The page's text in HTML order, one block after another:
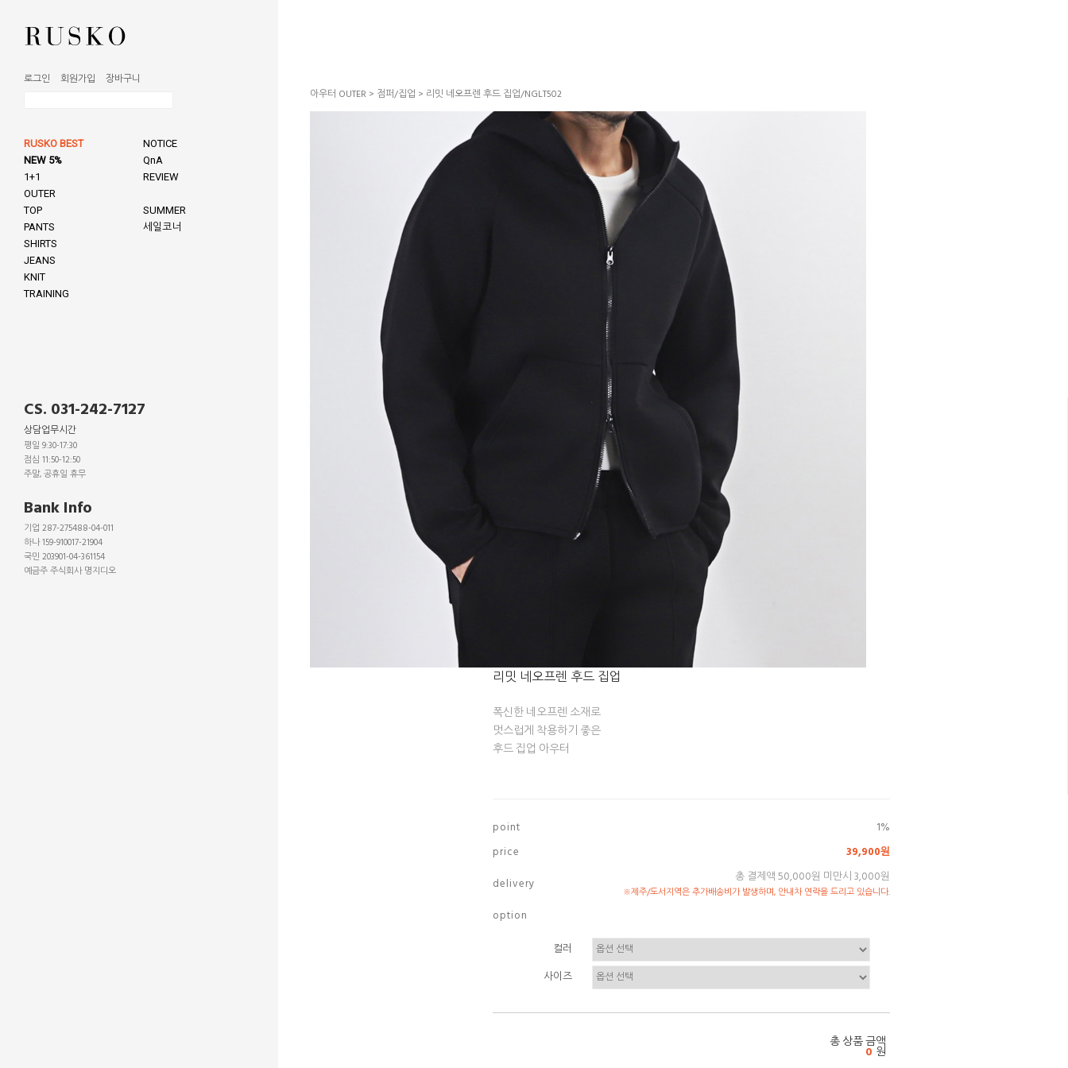
로그인 회원가입 장바구니
RUSKO BEST
NEW 5%
1+1
OUTER
TOP
PANTS
SHIRTS
JEANS
KNIT
TRAINING
NOTICE
QnA
REVIEW
SUMMER
세일코너
CS. 031-242-7127
상담업무시간
평일 9:30-17:30
점심 11:50-12:50
주말, 공휴일 휴무
Bank Info
기업 287-275488-04-011
하나 159-910017-21904
국민 203901-04-361154
예금주 주식회사 명지디오
아우터 OUTER > 점퍼/집업 > 리밋 네오프렌 후드 집업/NGLT502
리밋 네오프렌 후드 집업
폭신한 네오프렌 소재로
멋스럽게 착용하기 좋은
후드 집업 아우터
p o i n t
1%
p r i c e
39,900원
d e l i v e r y
총 결제액 50,000원 미만시 3,000원
※제주/도서지역은 추가배송비가 발생하며, 안내차 연락을 드리고 있습니다.
o p t i o n
컬러
사이즈
총 상품 금액
0 원